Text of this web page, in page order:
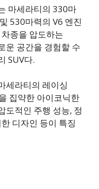
마세라티의 330마
530마력의 V6 엔진
종을 압도하는
운 공간을 경험할 수
SUV다.
세라티의 레이싱
집약한 아이코닉한
도적인 주행 성능, 정
디자인 등이 특징